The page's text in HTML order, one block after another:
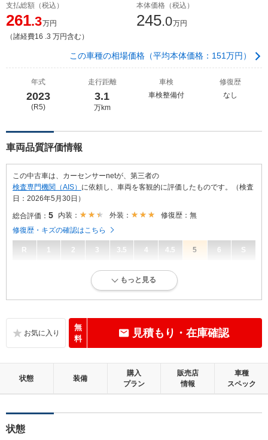
支払総額（税込）
261.3万円
（諸経費16 .3 万円含む）
本体価格（税込）
245.0万円
この車種の相場価格（平均本体価格：151万円）
年式
2023
(R5)
走行距離
3.1
万km
車検
車検整備付
修復歴
なし
車両品質評価情報
この中古車は、カーセンサーnetが、第三者の
検査専門機関（AIS） に依頼し、車両を客観的に評価したものです。（検査
日：2026年5月30日）
総合評価： 5 内装： 外装：
修復歴：無
修復歴・キズの確認はこちら
R 1 2 3 3.5 4 4.5 5 6 S
走行距離5万km以下で、内外装にダメージがほとんどない、良好な状態
目立たない軽微なダメージはありますが、良好な状態です。
外装：
無キズ、もしくはキズやヘコミなどがほぼない、とても綺麗な状態で
修復歴：無
もっと見る
無
料
見積もり・在庫確認
状態 装備
購入
プラン
販売店
情報
車種
スペック
状態